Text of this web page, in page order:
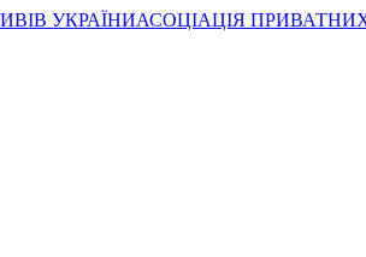
АСОЦІАЦІЯ